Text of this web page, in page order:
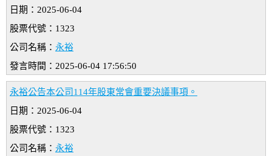
日期：2025-06-04
股票代號：1323
公司名稱： 永裕
發言時間：2025-06-04 17:56:50
永裕公告本公司114年股東常會重要決議事項。
日期：2025-06-04
股票代號：1323
公司名稱： 永裕